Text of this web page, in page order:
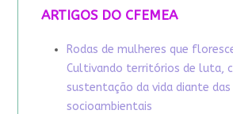
ARTIGOS DO CFEMEA
Rodas de mulheres que
Cultivando territórios de luta,
sustentação da vida diante das
socioambientais